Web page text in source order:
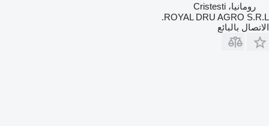
رومانيا، Cristesti
ROYAL DRU AGRO S.R.L.
الاتصال بالبائع